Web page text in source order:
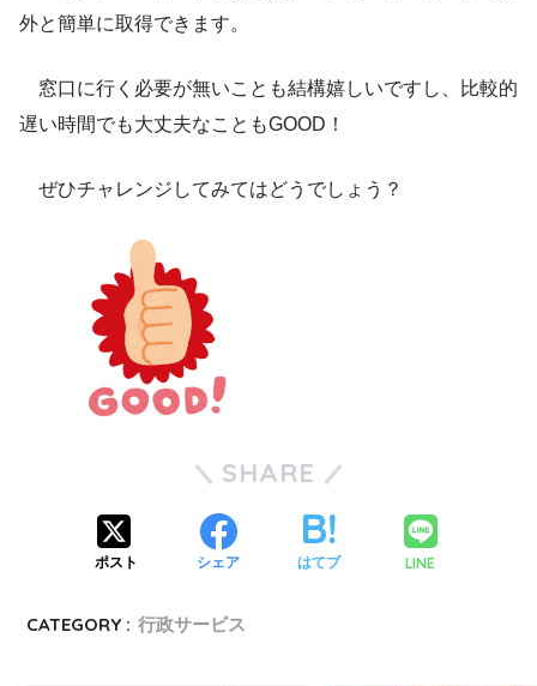
外と簡単に取得できます。
窓口に行く必要が無いことも結構嬉しいですし、比較的
遅い時間でも大丈夫なこともGOOD！
ぜひチャレンジしてみてはどうでしょう？
SHARE
ポスト シェア はてブ LINE
CATEGORY : 行政サービス